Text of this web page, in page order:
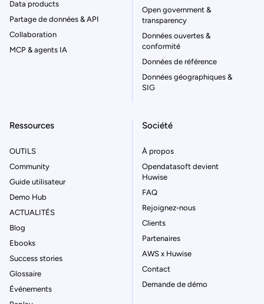
Data products
Partage de données & API
Collaboration
MCP & agents IA
Open government &
transparency
Données ouvertes &
conformité
Données de référence
Données géographiques &
SIG
Ressources
OUTILS
Community
Guide utilisateur
Demo Hub
ACTUALITÉS
Blog
Ebooks
Success stories
Glossaire
Événements
Société
À propos
Opendatasoft devient
Huwise
FAQ
Rejoignez-nous
Clients
Partenaires
AWS x Huwise
Contact
Demande de démo